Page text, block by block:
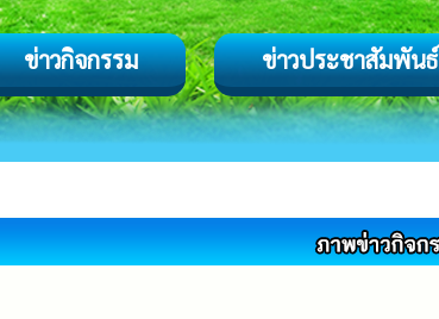
ข่าวกิจกรรม ข่าวประชาสัมพันธ์